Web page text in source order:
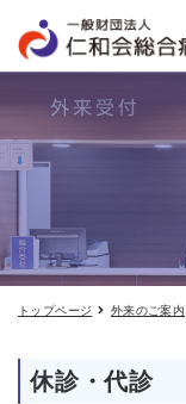
診・
診
トップページ 外来のご案内
休診・代診